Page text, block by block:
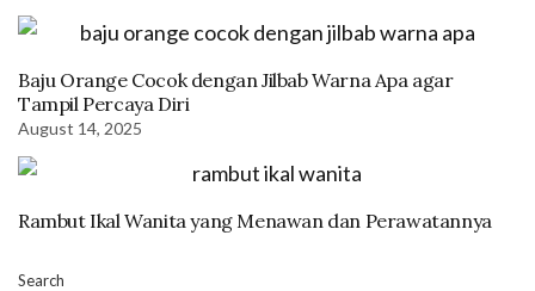
Baju Orange Cocok dengan Jilbab Warna Apa agar
Tampil Percaya Diri
August 14, 2025
Rambut Ikal Wanita yang Menawan dan Perawatannya
Search